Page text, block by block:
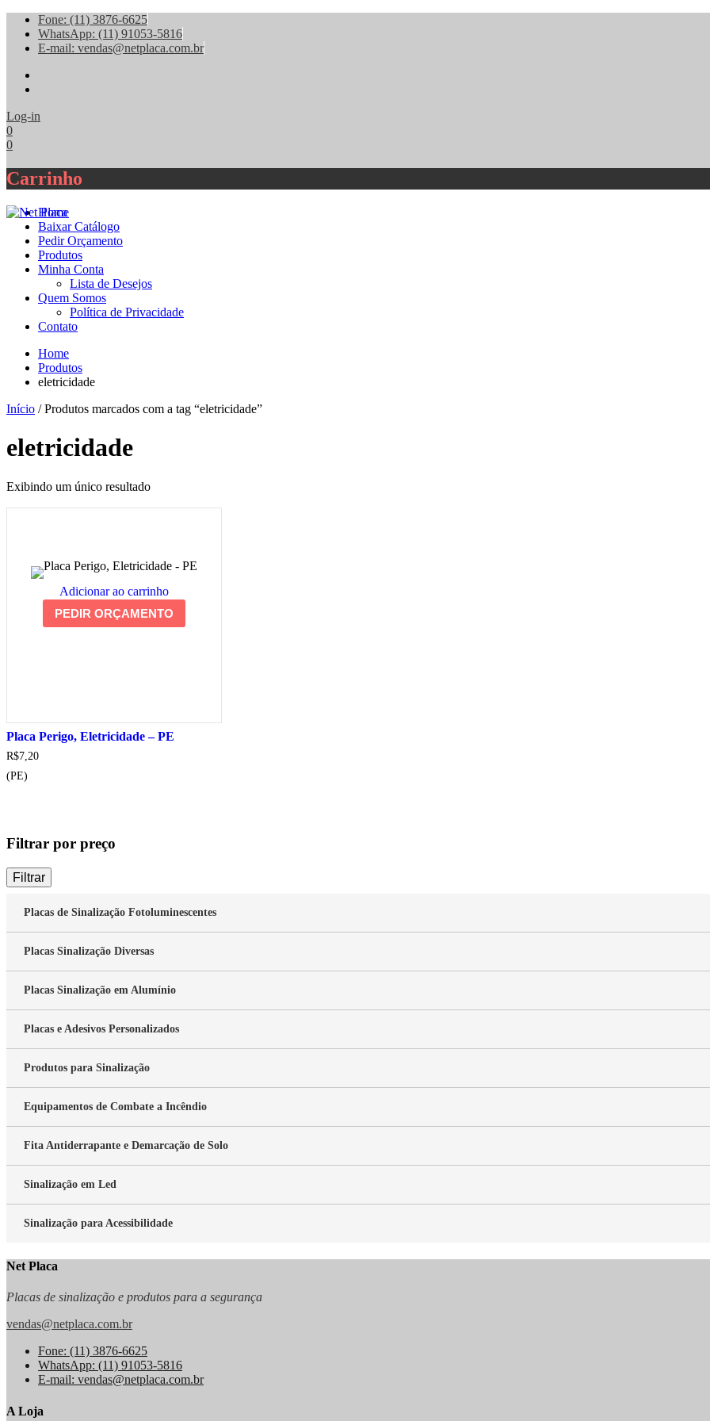
Fone: (11) 3876-6625
WhatsApp: (11) 91053-5816
E-mail: vendas@netplaca.com.br
Log-in
0
0
Carrinho
Home
Baixar Catálogo
Pedir Orçamento
Produtos
Minha Conta
Lista de Desejos
Quem Somos
Política de Privacidade
Contato
Home
Produtos
eletricidade
Início / Produtos marcados com a tag “eletricidade”
eletricidade
Exibindo um único resultado
Adicionar ao carrinho
PEDIR ORÇAMENTO
Placa Perigo, Eletricidade – PE
R$7,20
(PE)
Filtrar por preço
Filtrar
Placas de Sinalização Fotoluminescentes
Placas Sinalização Diversas
Placas Sinalização em Alumínio
Placas e Adesivos Personalizados
Produtos para Sinalização
Equipamentos de Combate a Incêndio
Fita Antiderrapante e Demarcação de Solo
Sinalização em Led
Sinalização para Acessibilidade
Net Placa
Placas de sinalização e produtos para a segurança
vendas@netplaca.com.br
Fone: (11) 3876-6625
WhatsApp: (11) 91053-5816
E-mail: vendas@netplaca.com.br
A Loja